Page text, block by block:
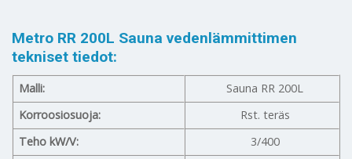
Metro RR 200L Sauna vedenlämmittimen
tekniset tiedot:
Malli:
Sauna RR 200L
Korroosiosuoja:
Rst. teräs
Teho kW/V:
3/400